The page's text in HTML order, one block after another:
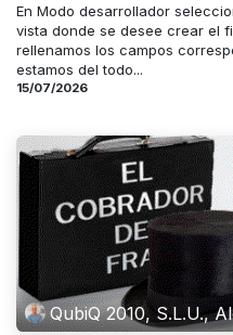
En Modo desarrollador
vista donde se desee crear el
rellenamos los campos
estamos del todo...
15/07/2026
QubiQ 2010, S.L.U.,